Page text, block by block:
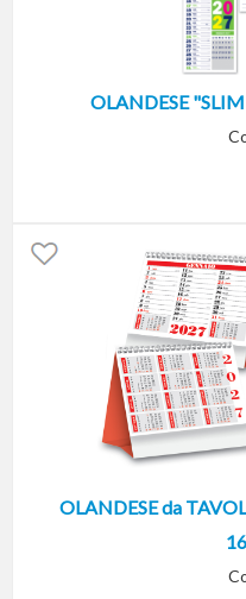
OLANDESE
OLANDESE da